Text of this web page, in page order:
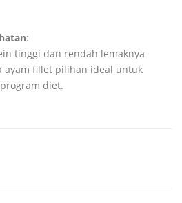
:
tinggi dan rendah lemaknya
ayam fillet pilihan ideal untuk
diet.